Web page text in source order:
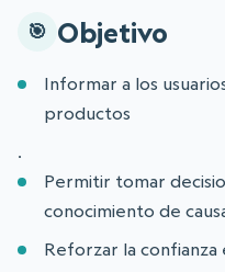
Objetivo
Informar a los
productos
.
Permitir tomar
conocimiento de
Reforzar la confianza